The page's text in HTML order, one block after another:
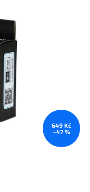
649 Kč
–47 %